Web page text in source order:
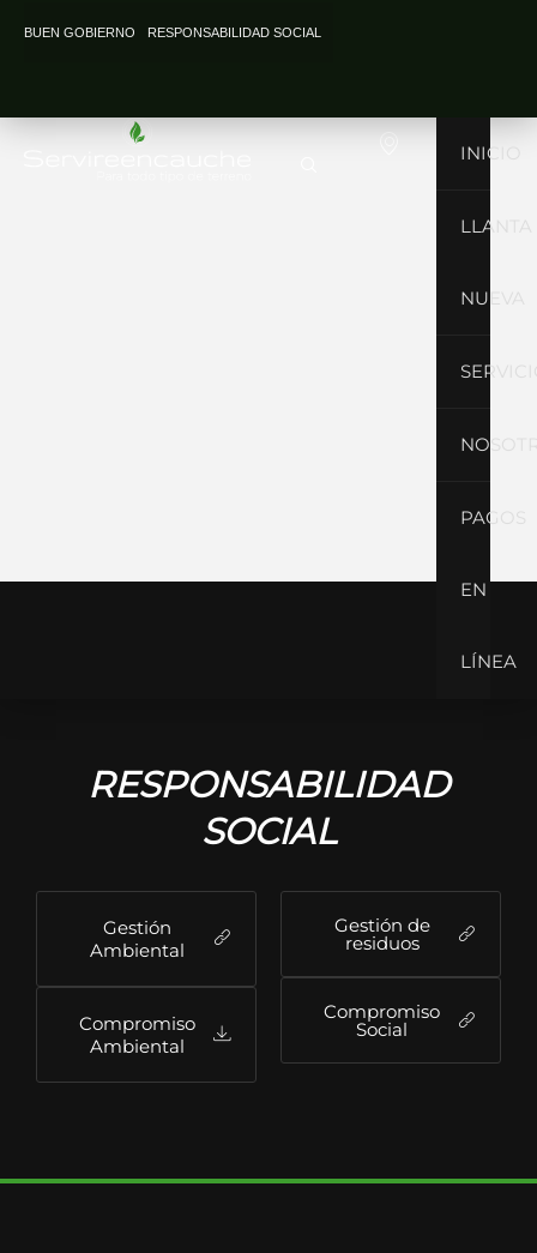
BUEN GOBIERNO RESPONSABILIDAD SOCIAL
INICIO
LLANTA
NUEVA
PAGOS
EN
LÍNEA
RESPONSABILIDAD
SOCIAL
Gestión
Ambiental
Compromiso
Ambiental
Gestión de
residuos
Compromiso
Social